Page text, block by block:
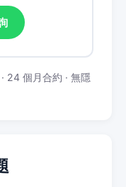
24 個月合約 · 無隱